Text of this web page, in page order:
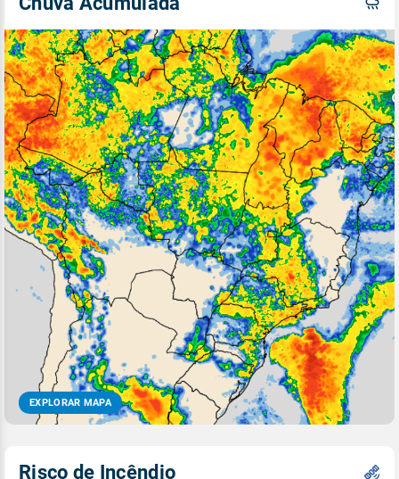
EXPLORAR MAPA
Risco de Incêndio